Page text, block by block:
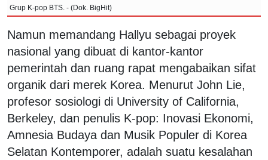
Grup K-pop BTS. - (Dok. BigHit)
Namun memandang Hallyu sebagai proyek
nasional yang dibuat di kantor-kantor
pemerintah dan ruang rapat mengabaikan sifat
organik dari merek Korea. Menurut John Lie,
profesor sosiologi di University of California,
Berkeley, dan penulis K-pop: Inovasi Ekonomi,
Amnesia Budaya dan Musik Populer di Korea
Selatan Kontemporer, adalah suatu kesalahan